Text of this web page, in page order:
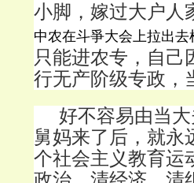
小脚，嫁过大户人
中农在斗爭大会上拉出去
只能进农专，自己
行无产阶级专政，
好不容易由当
舅妈来了后，就永
个社会主义教育运